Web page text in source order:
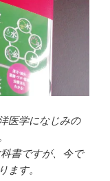
医学になじみの
書ですが、今で
ます。